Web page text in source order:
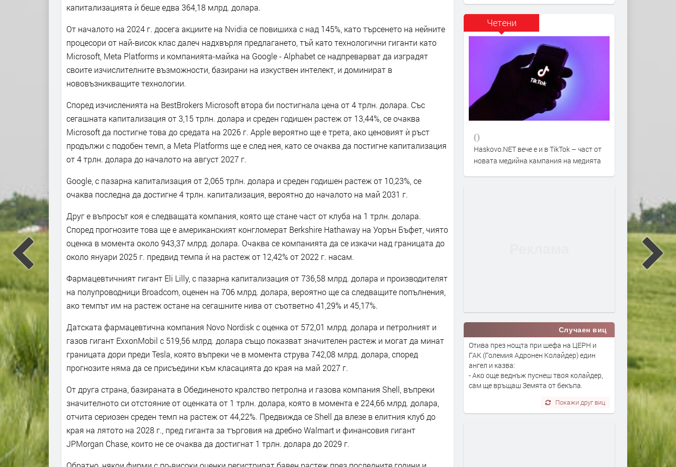
капитализацията ѝ беше едва 364,18 млрд. долара.
От началото на 2024 г. досега акциите на Nvidia се повишиха с над 145%, като търсенето на нейните
процесори от най-висок клас далеч надхвърля предлагането, тъй като технологични гиганти като
Microsoft, Meta Platforms и компанията-майка на Google - Alphabet се надпреварват да изградят
своите изчислителните възможности, базирани на изкуствен интелект, и доминират в
нововъзникващите технологии.
Според изчисленията на BestBrokers Microsoft втора би постигнала цена от 4 трлн. долара. Със
сегашната капитализация от 3,15 трлн. долара и среден годишен растеж от 13,44%, се очаква
Microsoft да постигне това до средата на 2026 г. Apple вероятно ще е трета, ако ценовият ѝ ръст
продължи с подобен темп, а Meta Platforms ще е след нея, като се очаква да постигне капитализация
от 4 трлн. долара до началото на август 2027 г.
Google, с пазарна капитализация от 2,065 трлн. долара и среден годишен растеж от 10,23%, се
очаква последна да достигне 4 трлн. капитализация, вероятно до началото на май 2031 г.
Друг е въпросът коя е следващата компания, която ще стане част от клуба на 1 трлн. долара.
Според прогнозите това ще е американският конгломерат Berkshire Hathaway на Уорън Бъфет, чиято
оценка в момента около 943,37 млрд. долара. Очаква се компанията да се изкачи над границата до
около януари 2025 г. предвид темпа ѝ на растеж от 12,42% от 2022 г. насам.
Фармацевтичният гигант Eli Lilly, с пазарна капитализация от 736,58 млрд. долара и производителят
на полупроводници Broadcom, оценен на 706 млрд. долара, вероятно ще са следващите попълнения,
ако темпът им на растеж остане на сегашните нива от съответно 41,29% и 45,17%.
Датската фармацевтична компания Novo Nordisk с оценка от 572,01 млрд. долара и петролният и
газов гигант ExxonMobil с 519,56 млрд. долара също показват значителен растеж и могат да минат
границата дори преди Tesla, която въпреки че в момента струва 742,08 млрд. долара, според
прогнозите няма да се присъедини към класацията до края на май 2027 г.
От друга страна, базираната в Обединеното кралство петролна и газова компания Shell, въпреки
значителното си отстояние от оценката от 1 трлн. долара, която в момента е 224,66 млрд. долара,
отчита сериозен среден темп на растеж от 44,22%. Предвижда се Shell да влезе в елитния клуб до
края на лятото на 2028 г., пред гиганта за търговия на дребно Walmart и финансовия гигант
JPMorgan Chase, които не се очаква да достигнат 1 трлн. долара до 2029 г.
Четени
0
Haskovo.NET вече е и в TikTok – част от
новата медийна кампания на медията
Случаен виц
Отива през нощта при шефа на ЦЕРН и
ГАК (Големия Адронен Колайдер) един
ангел и казва:
- Ако още веднъж пуснеш твоя колайдер,
сам ще връщаш Земята от бекъпа.
Покажи друг виц